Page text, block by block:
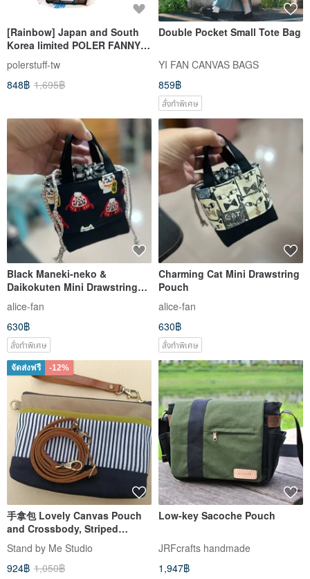
[Rainbow] Japan and South
Korea limited POLER FANNY
PACK can be stored in a mesh
bag waist bag spray paint
color
polerstuff-tw
848฿ 1,695฿
Double Pocket Small Tote Bag
YI FAN CANVAS BAGS
859฿
สั่งทำพิเศษ
Black Maneki-neko &
Daikokuten Mini Drawstring
Pouch Bag
alice-fan
630฿
สั่งทำพิเศษ
Charming Cat Mini Drawstring
Pouch
alice-fan
630฿
สั่งทำพิเศษ
จัดส่งฟรี -12%
手拿包 Lovely Canvas Pouch
and Crossbody, Striped
Design 化妝包 /收納袋
Stand by Me Studio
924฿ 1,050฿
Low-key Sacoche Pouch
JRFcrafts handmade
1,947฿